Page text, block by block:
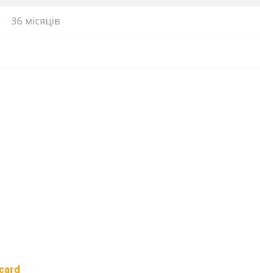
36 місяців
card